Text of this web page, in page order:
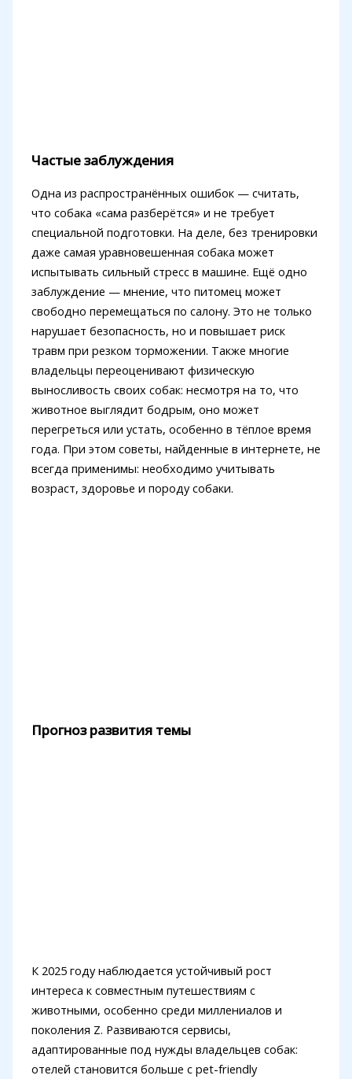
Частые заблуждения
Одна из распространённых ошибок — считать,
что собака «сама разберётся» и не требует
специальной подготовки. На деле, без тренировки
даже самая уравновешенная собака может
испытывать сильный стресс в машине. Ещё одно
заблуждение — мнение, что питомец может
свободно перемещаться по салону. Это не только
нарушает безопасность, но и повышает риск
травм при резком торможении. Также многие
владельцы переоценивают физическую
выносливость своих собак: несмотря на то, что
животное выглядит бодрым, оно может
перегреться или устать, особенно в тёплое время
года. При этом советы, найденные в интернете, не
всегда применимы: необходимо учитывать
возраст, здоровье и породу собаки.
Прогноз развития темы
К 2025 году наблюдается устойчивый рост
интереса к совместным путешествиям с
животными, особенно среди миллениалов и
поколения Z. Развиваются сервисы,
адаптированные под нужды владельцев собак:
отелей становится больше с pet-friendly